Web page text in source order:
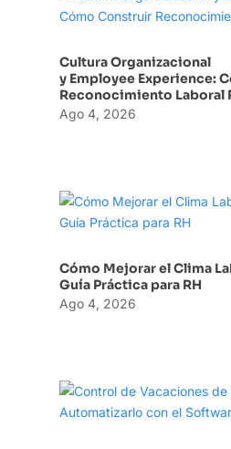
Cultura Organizacional
y Employee Experience:
Reconocimiento Laboral
Ago 4, 2026
Cómo Mejorar el Clima
Guía Práctica para RH
Ago 4, 2026